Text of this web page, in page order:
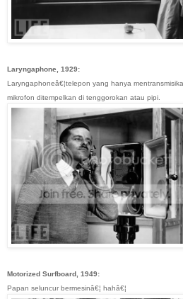
Laryngaphone, 1929:
Laryngaphoneâ€¦telepon yang hanya
mikrofon ditempelkan di tenggorokan atau pipi.
Motorized Surfboard, 1949:
Papan seluncur bermesinâ€¦ hahâ€¦